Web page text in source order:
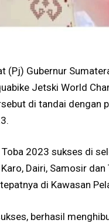
(Pj) Gubernur
Jetski World
di tandai dengan
Toba 2023 sukses di
Dairi, Samosir
di Kawasan
berhasil